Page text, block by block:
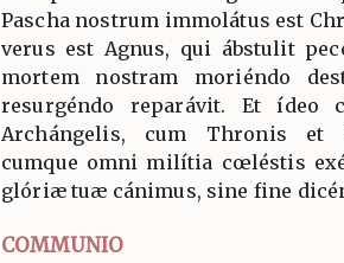
Pascha nostrum immolátus est
verus est Agnus, qui ábstulit
mortem nostram moriéndo
resurgéndo reparávit. Et ídeo
Archángelis, cum Thronis et
cumque omni milítia cœléstis
glóriæ tuæ cánimus, sine fine
COMMUNIO